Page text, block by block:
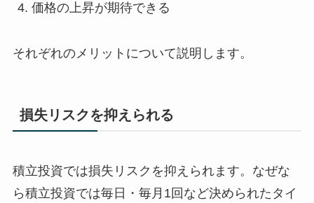
価格の上昇が期待できる
それぞれのメリットについて説明します。
損失リスクを抑えられる
積立投資では損失リスクを抑えられます。なぜな
ら積立投資では毎日・毎月1回など決められたタイ